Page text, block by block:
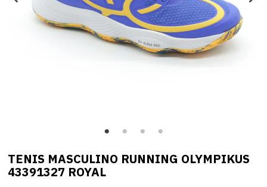
TENIS MASCULINO RUNNING OLYMPIKUS
43391327 ROYAL